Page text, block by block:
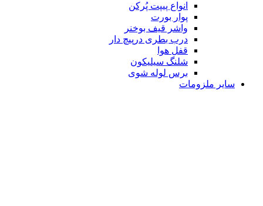
انواع پیپت پُرکن
پوار بورت
واشر قیف بوخنر
درب بطری درپیچ دار
قفل هوا
شلنگ سیلیکون
برس لوله شوی
سایر ملزومات